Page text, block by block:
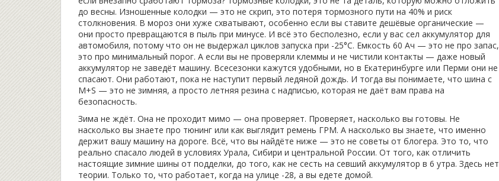
до весны. Изношенные колодки — это не скрип, это потеря тормозного пути на 40% и риск
столкновения. В мороз они хуже схватывают, особенно если вы ставите дешёвые органические —
они просто превращаются в пыль при минусе. И всё это бесполезно, если у вас сел аккумулятор для
автомобиля, потому что он не выдержал циклов запуска при -25°C. Емкость 60 Ач — это не про запас,
это про минимальный порог. А если вы не проверяли клеммы и не чистили контакты — даже новый
аккумулятор не заведёт машину. Всесезонки кажутся удобными, но в Екатеринбурге или Перми они не
спасают. Они работают, пока не наступит первый ледяной дождь. И тогда вы понимаете, что шина с
M+S — это не зимняя, а просто летняя резина с надписью, которая не даёт вам права на
безопасность.
Зима не ждёт. Она не проходит мимо — она проверяет. Проверяет, насколько вы готовы. Не
насколько вы знаете про тюнинг или как выглядит ремень ГРМ. А насколько вы знаете, что именно
держит вашу машину на дороге. Всё, что вы найдёте ниже — это не советы от блогера. Это то, что
реально спасало людей в условиях Урала, Сибири и центральной России. От того, как отличить
настоящие зимние шины от подделки, до того, как не сесть на севший аккумулятор в 6 утра. Здесь нет
теории. Только то, что работает, когда на улице -28, а вы едете домой.